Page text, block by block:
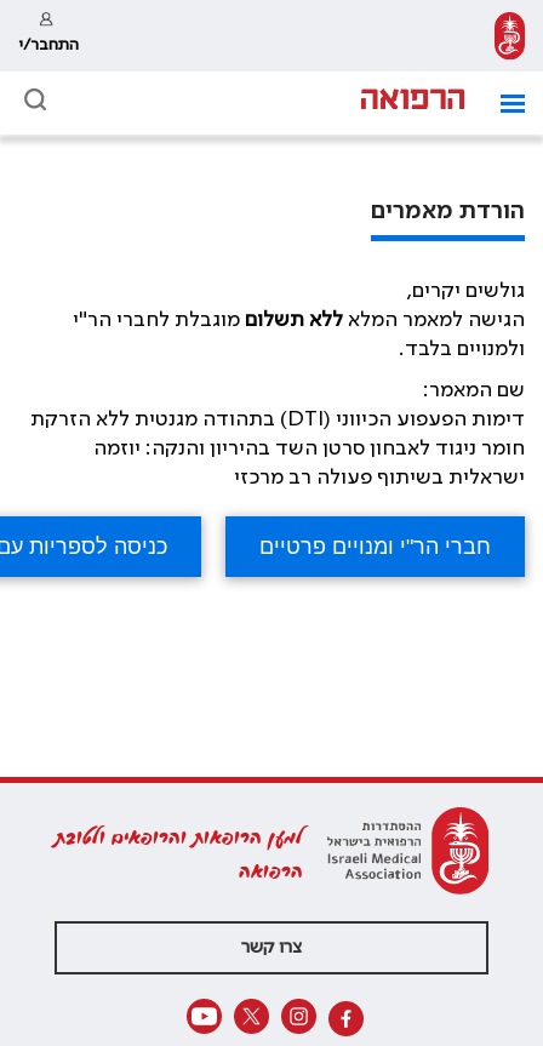
התחבר/י
הורדת מאמרים
גולשים יקרים,
הגישה למאמר המלא ללא תשלום מוגבלת לחברי הר"י
ולמנויים בלבד.
שם המאמר:
דימות הפעפוע הכיווני (DTI) בתהודה מגנטית ללא הזרקת
חומר ניגוד לאבחון סרטן השד בהיריון והנקה: יוזמה
ישראלית בשיתוף פעולה רב מרכזי
למען הרופאות והרופאים ולטובת
הרפואה
צרו קשר